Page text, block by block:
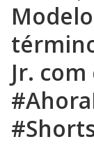
Jr.